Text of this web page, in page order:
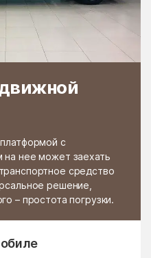
с
нее может заехать
средство
решение,
– простота погрузки.
Чёрное
Чертаново Центральное
Чулки-Соколово
Шатурторф
Шевляково
Шувое
Щербинка